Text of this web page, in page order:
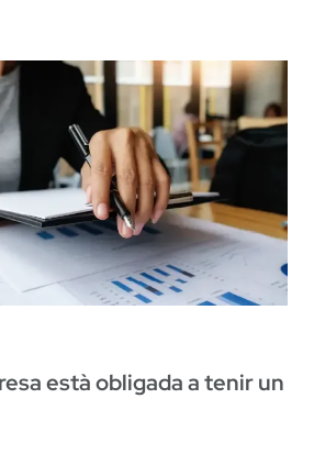
està obligada a tenir un